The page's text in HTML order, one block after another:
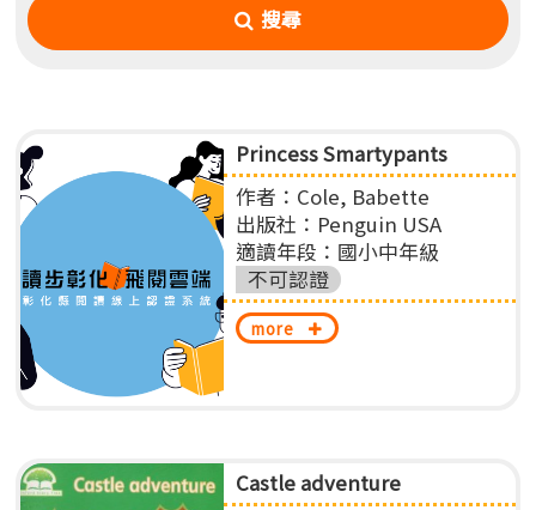
音
張
搜尋
Princess Smartypants
作者：Cole, Babette
出版社：Penguin USA
適讀年段：國小中年級
不可認證
more
Castle adventure